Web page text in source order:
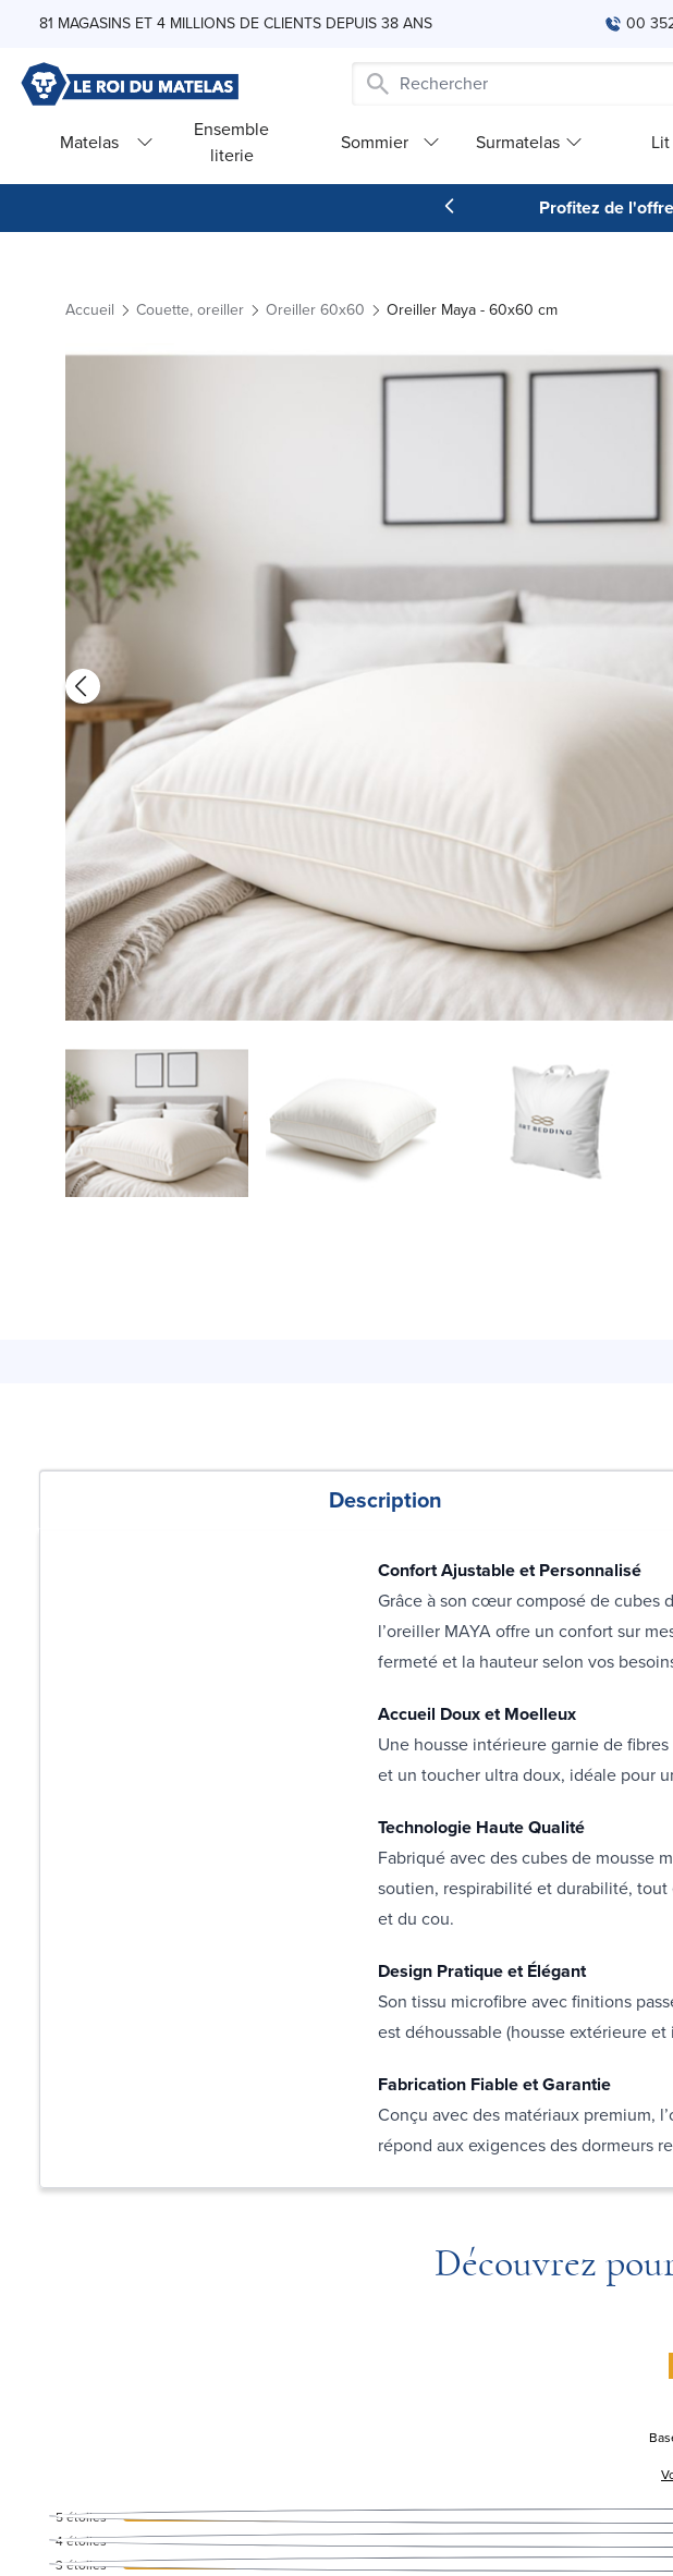
Skip to Content
81 MAGASINS ET 4 MILLIONS DE CLIENTS DEPUIS 38 ANS 00
Matelas
Ensemble
literie
Sommier Surmatelas Lit
Profitez de
Accueil Couette, oreiller Oreiller 60x60 Oreiller Maya - 60x60 cm
Description
Confort Ajustable et Personnalisé
Grâce à son cœur composé de cubes
l’oreiller MAYA offre un confort sur
fermeté et la hauteur selon vos
Accueil Doux et Moelleux
Une housse intérieure garnie de
et un toucher ultra doux, idéale pour
Technologie Haute Qualité
Fabriqué avec des cubes de mousse
soutien, respirabilité et durabilité,
et du cou.
Design Pratique et Élégant
Son tissu microfibre avec finitions
est déhoussable (housse extérieure
Fabrication Fiable et Garantie
Conçu avec des matériaux premium,
répond aux exigences des dormeurs
Découvrez
5étoiles
4étoiles
3 étoiles